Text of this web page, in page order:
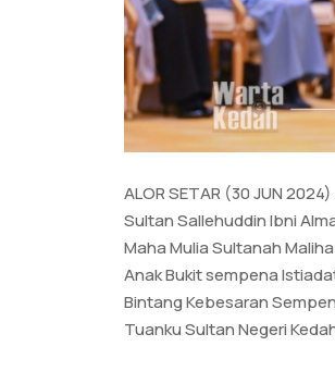
ALOR SETAR (30 JUN
Sultan Sallehuddin Ibni
Maha Mulia Sultanah
Anak Bukit sempena
Bintang Kebesaran
Tuanku Sultan Negeri